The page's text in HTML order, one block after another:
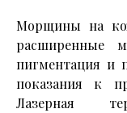
Морщины на
расширенные
пигментация и
показания к
Лазерная